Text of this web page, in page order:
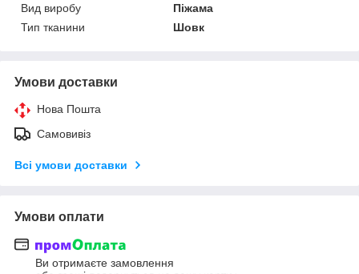
Вид виробу
Піжама
Тип тканини
Шовк
Умови доставки
Нова Пошта
Самовивіз
Всі умови доставки
Умови оплати
Ви отримаєте замовлення